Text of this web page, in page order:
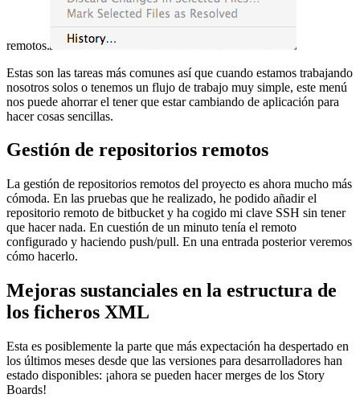
remotos.
Estas son las tareas más comunes así que cuando estamos trabajando
nosotros solos o tenemos un flujo de trabajo muy simple, este menú
nos puede ahorrar el tener que estar cambiando de aplicación para
hacer cosas sencillas.
Gestión de repositorios remotos
La gestión de repositorios remotos del proyecto es ahora mucho más
cómoda. En las pruebas que he realizado, he podido añadir el
repositorio remoto de bitbucket y ha cogido mi clave SSH sin tener
que hacer nada. En cuestión de un minuto tenía el remoto
configurado y haciendo push/pull. En una entrada posterior veremos
cómo hacerlo.
Mejoras sustanciales en la estructura de
los ficheros XML
Esta es posiblemente la parte que más expectación ha despertado en
los últimos meses desde que las versiones para desarrolladores han
estado disponibles: ¡ahora se pueden hacer merges de los Story
Boards!